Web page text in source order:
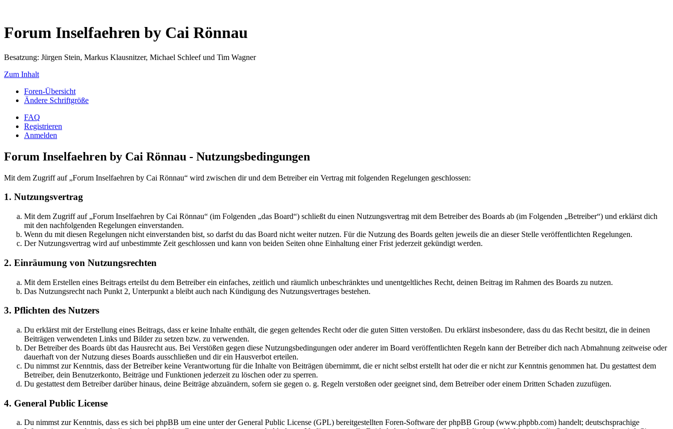
Forum Inselfaehren by Cai Rönnau
Besatzung: Jürgen Stein, Markus Klausnitzer, Michael Schleef und Tim Wagner
Zum Inhalt
Foren-Übersicht
Ändere Schriftgröße
FAQ
Registrieren
Anmelden
Forum Inselfaehren by Cai Rönnau - Nutzungsbedingungen
Mit dem Zugriff auf „Forum Inselfaehren by Cai Rönnau“ wird zwischen dir und dem Betreiber ein Vertrag mit folgenden Regelungen geschlossen:
1. Nutzungsvertrag
Mit dem Zugriff auf „Forum Inselfaehren by Cai Rönnau“ (im Folgenden „das Board“) schließt du einen Nutzungsvertrag mit dem Betreiber des Boards ab (im Folgenden „Betreiber“) und erklärst dich
mit den nachfolgenden Regelungen einverstanden.
Wenn du mit diesen Regelungen nicht einverstanden bist, so darfst du das Board nicht weiter nutzen. Für die Nutzung des Boards gelten jeweils die an dieser Stelle veröffentlichten Regelungen.
Der Nutzungsvertrag wird auf unbestimmte Zeit geschlossen und kann von beiden Seiten ohne Einhaltung einer Frist jederzeit gekündigt werden.
2. Einräumung von Nutzungsrechten
Mit dem Erstellen eines Beitrags erteilst du dem Betreiber ein einfaches, zeitlich und räumlich unbeschränktes und unentgeltliches Recht, deinen Beitrag im Rahmen des Boards zu nutzen.
Das Nutzungsrecht nach Punkt 2, Unterpunkt a bleibt auch nach Kündigung des Nutzungsvertrages bestehen.
3. Pflichten des Nutzers
Du erklärst mit der Erstellung eines Beitrags, dass er keine Inhalte enthält, die gegen geltendes Recht oder die guten Sitten verstoßen. Du erklärst insbesondere, dass du das Recht besitzt, die in deinen
Beiträgen verwendeten Links und Bilder zu setzen bzw. zu verwenden.
Der Betreiber des Boards übt das Hausrecht aus. Bei Verstößen gegen diese Nutzungsbedingungen oder anderer im Board veröffentlichten Regeln kann der Betreiber dich nach Abmahnung zeitweise oder
dauerhaft von der Nutzung dieses Boards ausschließen und dir ein Hausverbot erteilen.
Du nimmst zur Kenntnis, dass der Betreiber keine Verantwortung für die Inhalte von Beiträgen übernimmt, die er nicht selbst erstellt hat oder die er nicht zur Kenntnis genommen hat. Du gestattest dem
Betreiber, dein Benutzerkonto, Beiträge und Funktionen jederzeit zu löschen oder zu sperren.
Du gestattest dem Betreiber darüber hinaus, deine Beiträge abzuändern, sofern sie gegen o. g. Regeln verstoßen oder geeignet sind, dem Betreiber oder einem Dritten Schaden zuzufügen.
4. General Public License
Du nimmst zur Kenntnis, dass es sich bei phpBB um eine unter der General Public License (GPL) bereitgestellten Foren-Software der phpBB Group (www.phpbb.com) handelt; deutschsprachige